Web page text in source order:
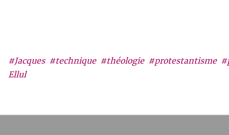
#Jacques
Ellul
#technique #théologie #protestantisme